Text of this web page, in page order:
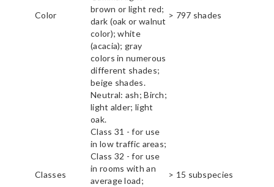
Color
brown or light red;
dark (oak or walnut
color); white
(acacia); gray
colors in numerous
different shades;
beige shades.
Neutral: ash; Birch;
light alder; light
oak.
> 797 shades
Classes
Class 31 - for use
in low traffic areas;
Class 32 - for use
in rooms with an
average load;
> 15 subspecies